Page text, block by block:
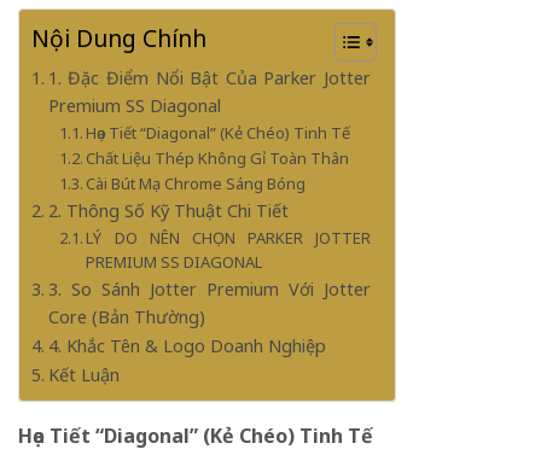
Nội Dung Chính
1. Đặc Điểm Nổi Bật Của Parker Jotter
Premium SS Diagonal
Họa Tiết “Diagonal” (Kẻ Chéo) Tinh Tế
Chất Liệu Thép Không Gỉ Toàn Thân
Cài Bút Mạ Chrome Sáng Bóng
2. Thông Số Kỹ Thuật Chi Tiết
LÝ DO NÊN CHỌN PARKER JOTTER
PREMIUM SS DIAGONAL
3. So Sánh Jotter Premium Với Jotter
Core (Bản Thường)
4. Khắc Tên & Logo Doanh Nghiệp
Kết Luận
Họa Tiết “Diagonal” (Kẻ Chéo) Tinh Tế